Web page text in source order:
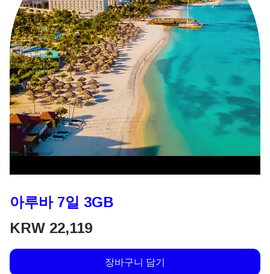
아루바 7일 3GB
KRW 22,119
장바구니 담기